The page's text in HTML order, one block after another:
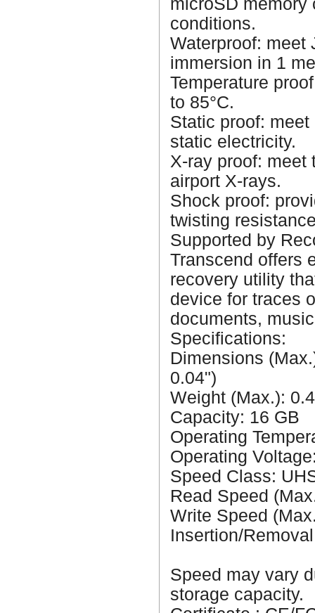
conditions.
Waterproof: meet
immersion in 1
Temperature
to 85°C.
Static proof:
static electricity.
X-ray proof: meet
airport X-rays.
Shock proof:
twisting
Supported by
Transcend offers
recovery utility
device for traces
documents,
Specifications:
Dimensions
0.04")
Weight (Max.):
Capacity: 16 GB
Operating
Operating
Speed Class:
Read Speed
Write Speed
Insertion/
Speed may vary
storage capacity.